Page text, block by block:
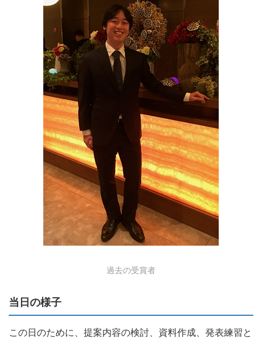
過去の受賞者
当日の様子
この日のために、提案内容の検討、資料作成、発表練習と